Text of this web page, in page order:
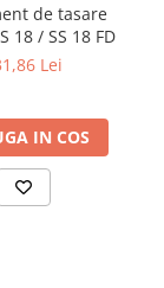
de tasare
18 / SS 18 FD
Lei
IN COS